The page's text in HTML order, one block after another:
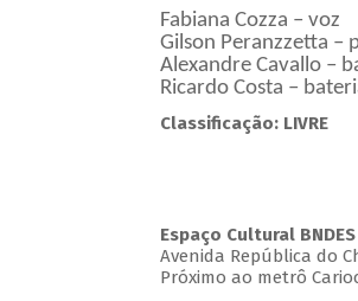
Fabiana Cozza – voz
Gilson Peranzzetta –
Alexandre Cavallo –
Ricardo Costa –
Classificação: LIVRE
Espaço Cultural BNDES
Avenida República do
Próximo ao metrô